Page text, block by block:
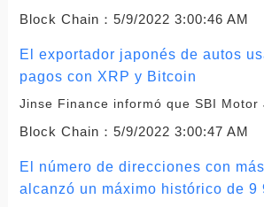
Block Chain： 5/9/2022 3:00:46 AM
El exportador japonés de autos
pagos con XRP y Bitcoin
Jinse Finance informó que SBI Motor
Block Chain： 5/9/2022 3:00:47 AM
El número de direcciones con
alcanzó un máximo histórico de 9